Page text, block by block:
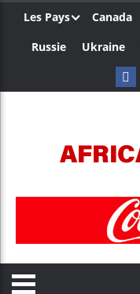
Les Pays Canada
Russie
Ukraine